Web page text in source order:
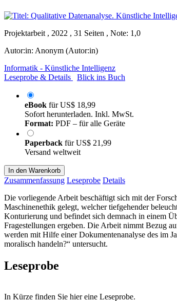
Projektarbeit , 2022 , 31 Seiten , Note: 1,0
Autor:in: Anonym (Autor:in)
Informatik - Künstliche Intelligenz
Leseprobe & Details
Blick ins Buch
eBook fürUS$ 18,99
Sofort herunterladen. Inkl. MwSt.
Format: PDF – für alle Geräte
Paperback fürUS$ 21,99
Versand weltweit
In den Warenkorb
Zusammenfassung Leseprobe Details
Die vorliegende Arbeit beschäftigt sich mit der
Maschinenethik gelegt, welcher tiefgehender
Konturierung und befindet sich demnach in einem
Fragestellungen ergeben. Die Arbeit nimmt Bezug
werden mit Hilfe einer Dokumentenanalyse des im
moralisch handeln?“ untersucht.
Leseprobe
In Kürze finden Sie hier eine Leseprobe.